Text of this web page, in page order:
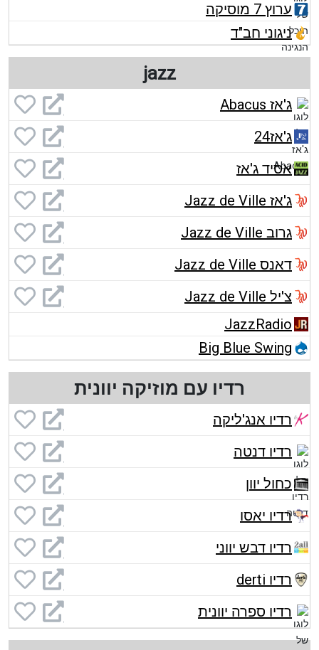
ערוץ 7 מוסיקה
ניגוני חב"ד
jazz
ג'אז Abacus
ג'אז24
אסיד ג'אז
ג'אז Jazz de Ville
גרוב Jazz de Ville
דאנס Jazz de Ville
צ'יל Jazz de Ville
JazzRadio
Big Blue Swing
רדיו עם מוזיקה יוונית
רדיו אנג'ליקה
רדיו דנטה
כחול יוון
רדיו יאסו
רדיו דבש יווני
רדיו derti
רדיו ספרה יוונית